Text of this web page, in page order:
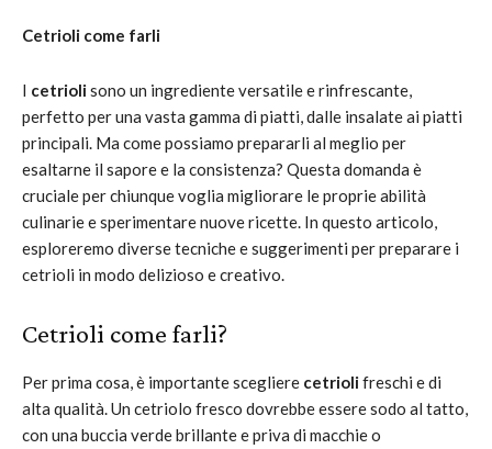
Cetrioli come farli
I cetriolisono un ingrediente versatile e rinfrescante,
perfetto per una vasta gamma di piatti, dalle insalate ai piatti
principali. Ma come possiamo prepararli al meglio per
esaltarne il sapore e la consistenza? Questa domanda è
cruciale per chiunque voglia migliorare le proprie abilità
culinarie e sperimentare nuove ricette. In questo articolo,
esploreremo diverse tecniche e suggerimenti per preparare i
cetrioli in modo delizioso e creativo.
Cetrioli come farli?
Per prima cosa, è importante scegliere cetriolifreschi e di
alta qualità. Un cetriolo fresco dovrebbe essere sodo al tatto,
con una buccia verde brillante e priva di macchie o